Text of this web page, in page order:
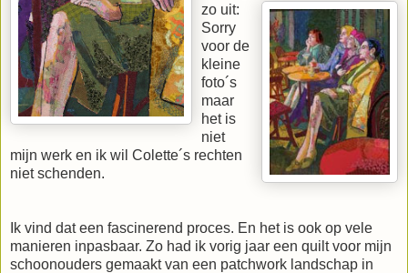
zo uit:
Sorry
voor de
kleine
foto´s
maar
het is
niet
mijn werk en ik wil Colette´s rechten
niet schenden.
Ik vind dat een fascinerend proces. En het is ook op vele
manieren inpasbaar. Zo had ik vorig jaar een quilt voor mijn
schoonouders gemaakt van een patchwork landschap in